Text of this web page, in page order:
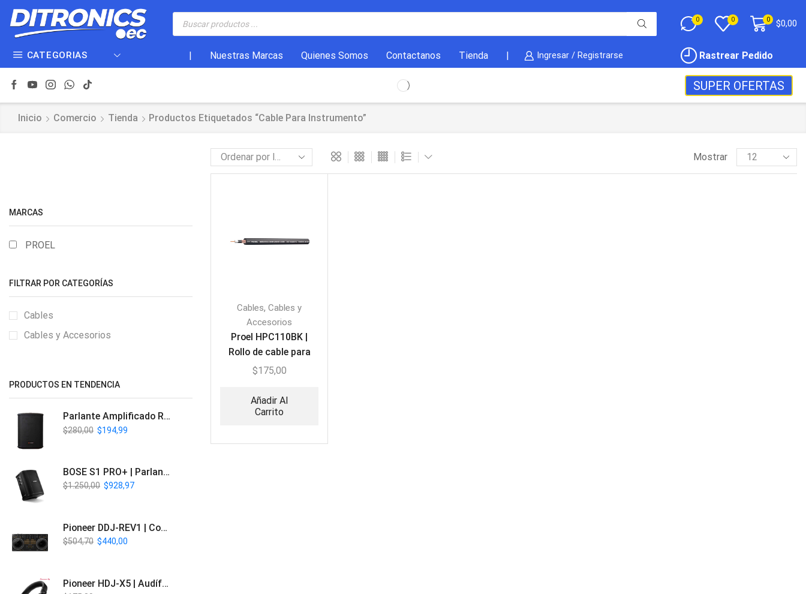
0 0 0 $0,00
CATEGORIAS Nuestras Marcas Quienes Somos Contactanos Tienda Ingresar / Registrarse Rastrear Pedido
SUPER OFERTAS
Inicio Comercio Tienda Productos Etiquetados “cable Para Instrumento”
Mostrar
Cables,Cables y
Accesorios
Proel HPC110BK |
Rollo de cable para
instrumento 100M
$175,00
Añadir Al
Carrito
MARCAS
PROEL
FILTRAR POR CATEGORÍAS
Cables
Cables y Accesorios
PRODUCTOS EN TENDENCIA
Parlante Amplificado Recargable BT | Italy Audio ITL-PRO11
$280,00 $194,99
BOSE S1 PRO+ | Parlante Profesional PA Inalámbrico
$1.250,00 $928,97
Pioneer DDJ-REV1 | Controlador DJ de 2 canales estilo Scratch
$504,70 $440,00
Pioneer HDJ-X5 | Audífonos para DJ